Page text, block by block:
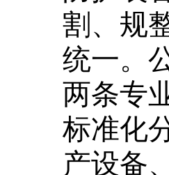
割、规
统一。
两条专
标准化
产设备